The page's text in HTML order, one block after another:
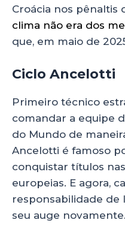
Croácia nos pênaltis
clima não era dos
que, em maio de
Ciclo Ancelotti
Primeiro técnico
comandar a equipe
do Mundo de
Ancelotti é famoso
conquistar títulos
europeias. E agora,
responsabilidade de
seu auge novamente.